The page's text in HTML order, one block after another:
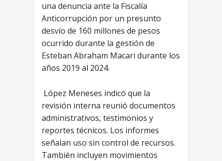
una denuncia ante la Fiscalía
Anticorrupción por un presunto
desvío de 160 millones de pesos
ocurrido durante la gestión de
Esteban Abraham Macari durante los
años 2019 al 2024.
López Meneses indicó que la
revisión interna reunió documentos
administrativos, testimonios y
reportes técnicos. Los informes
señalan uso sin control de recursos.
También incluyen movimientos